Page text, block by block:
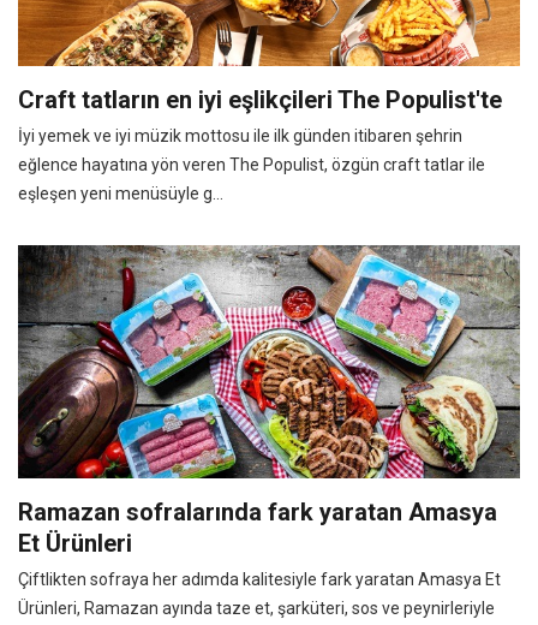
Craft tatların en iyi eşlikçileri The Populist'te
İyi yemek ve iyi müzik mottosu ile ilk günden itibaren şehrin
eğlence hayatına yön veren The Populist, özgün craft tatlar ile
eşleşen yeni menüsüyle g...
Ramazan sofralarında fark yaratan Amasya
Et Ürünleri
Çiftlikten sofraya her adımda kalitesiyle fark yaratan Amasya Et
Ürünleri, Ramazan ayında taze et, şarküteri, sos ve peynirleriyle